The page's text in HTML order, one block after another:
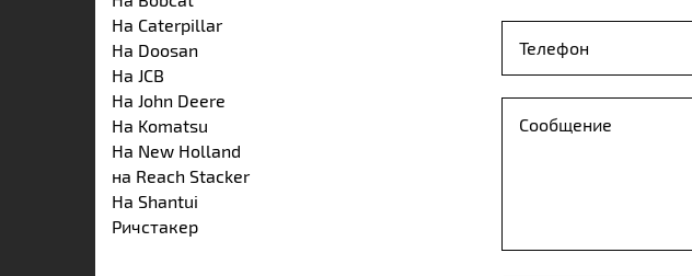
На Caterpillar
На Doosan
На JCB
На John Deere
На Komatsu
На New Holland
на Reach Stacker
На Shantui
Ричстакер